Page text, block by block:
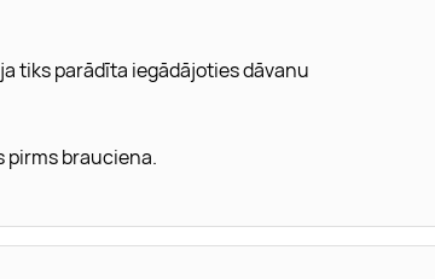
tiks parādīta iegādājoties dāvanu
pirms brauciena.